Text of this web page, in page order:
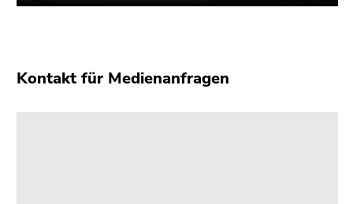
Kontakt für Medienanfragen